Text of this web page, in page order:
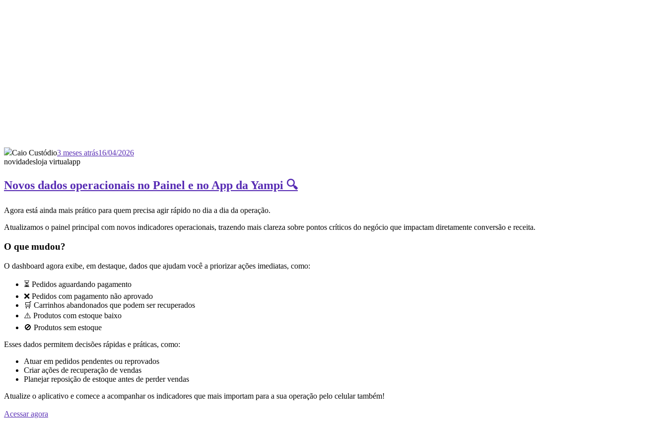
Caio Custódio3 meses atrás16/04/2026
novidadesloja virtualapp
Novos dados operacionais no Painel e no App da Yampi 🔍
Agora está ainda mais prático para quem precisa agir rápido no dia a dia da operação.
Atualizamos o painel principal com novos indicadores operacionais, trazendo mais clareza sobre pontos críticos do negócio que impactam diretamente conversão e receita.
O que mudou?
O dashboard agora exibe, em destaque, dados que ajudam você a priorizar ações imediatas, como:
⏳ Pedidos aguardando pagamento
❌ Pedidos com pagamento não aprovado
🛒 Carrinhos abandonados que podem ser recuperados
⚠️ Produtos com estoque baixo
🚫 Produtos sem estoque
Esses dados permitem decisões rápidas e práticas, como:
Atuar em pedidos pendentes ou reprovados
Criar ações de recuperação de vendas
Planejar reposição de estoque antes de perder vendas
Atualize o aplicativo e comece a acompanhar os indicadores que mais importam para a sua operação pelo celular também!
Acessar agora